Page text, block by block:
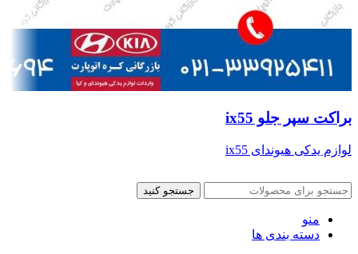
براکت سپر جلو ix55
لوازم یدکی هیوندای ix55
جستجو کنید
منو
دسته بندی ها